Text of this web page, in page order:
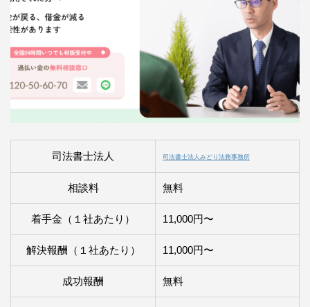
司法書士法人 司法書士法人みどり法務事務所
相談料 無料
着手金（１社あたり） 11,000円〜
解決報酬（１社あたり） 11,000円〜
成功報酬 無料